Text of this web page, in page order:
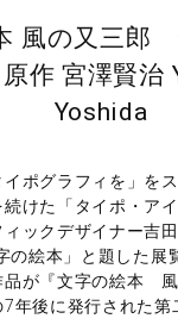
風の又三郎
作 宮澤賢治
Yoshida
イポグラフィを」を
けた「タイポ・ア
ックデザイナー吉
の絵本」と題した展
品が『文字の絵本
年後に発行された第